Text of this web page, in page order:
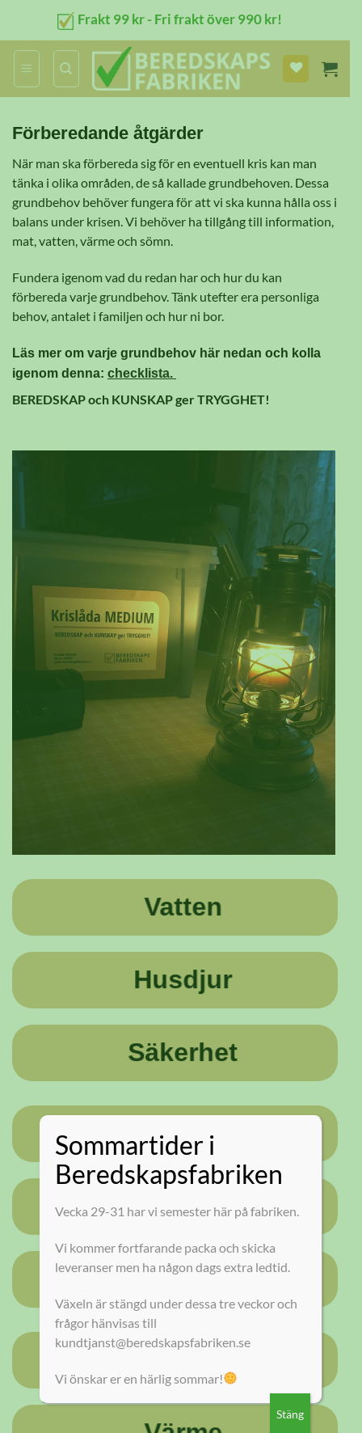
content
Frakt 99 kr - Fri frakt över 990 kr!
Förberedande åtgärder
När man ska förbereda sig för en eventuell kris kan man
tänka i olika områden, de så kallade grundbehoven. Dessa
grundbehov behöver fungera för att vi ska kunna hålla oss i
balans under krisen. Vi behöver ha tillgång till information,
mat, vatten, värme och sömn.
Fundera igenom vad du redan har och hur du kan
förbereda varje grundbehov. Tänk utefter era personliga
behov, antalet i familjen och hur ni bor.
Läs mer om varje grundbehov här nedan och kolla
igenom denna: checklista.
BEREDSKAP och KUNSKAP ger TRYGGHET!
Vatten
Husdjur
Säkerhet
Sömn
Mat
Allmänt
Information
Sommartider i
Beredskapsfabriken
Vecka 29-31 har vi semester här på fabriken.
Vi kommer fortfarande packa och skicka
leveranser men ha någon dags extra ledtid.
Växeln är stängd under dessa tre veckor och
frågor hänvisas till
kundtjanst@beredskapsfabriken.se
Vi önskar er en härlig sommar!
Stäng